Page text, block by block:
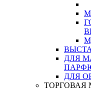
ДЛЯ
ДЛЯ
ТОРГОВАЯ